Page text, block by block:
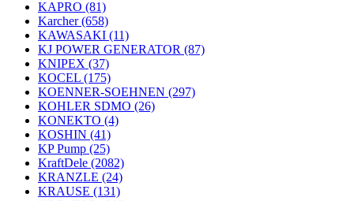
KAPRO (81)
Karcher(658)
KAWASAKI (11)
KJ POWER GENERATOR (87)
KNIPEX (37)
KOCEL (175)
KOENNER-SOEHNEN (297)
KOHLER SDMO (26)
KONEKTO (4)
KOSHIN (41)
KP Pump (25)
KraftDele (2082)
KRANZLE (24)
KRAUSE (131)